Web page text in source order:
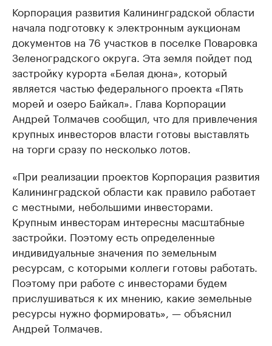
Корпорация развития Калининградской области
начала подготовку к электронным аукционам
документов на 76 участков в поселке Поваровка
Зеленоградского округа. Эта земля пойдет под
застройку курорта «Белая дюна», который
является частью федерального проекта «Пять
морей и озеро Байкал». Глава Корпорации
Андрей Толмачев сообщил, что для привлечения
крупных инвесторов власти готовы выставлять
на торги сразу по несколько лотов.
«При реализации проектов Корпорация развития
Калининградской области как правило работает
с местными, небольшими инвесторами.
Крупным инвесторам интересны масштабные
застройки. Поэтому есть определенные
индивидуальные значения по земельным
ресурсам, с которыми коллеги готовы работать.
Поэтому при работе с инвесторами будем
прислушиваться к их мнению, какие земельные
ресурсы нужно формировать», — объяснил
Андрей Толмачев.